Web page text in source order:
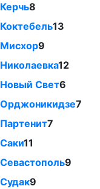
Керчь8
Коктебель13
Мисхор9
Николаевка12
Новый Свет6
Орджоникидзе7
Партенит7
Саки11
Севастополь9
Судак9